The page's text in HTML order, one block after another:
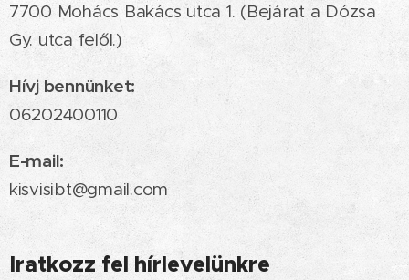
7700 Mohács Bakács utca 1. (Bejárat a Dózsa
Gy. utca felől.)
Hívj bennünket:
06202400110
E-mail:
kisvisibt@gmail.com
Iratkozz fel hírlevelünkre